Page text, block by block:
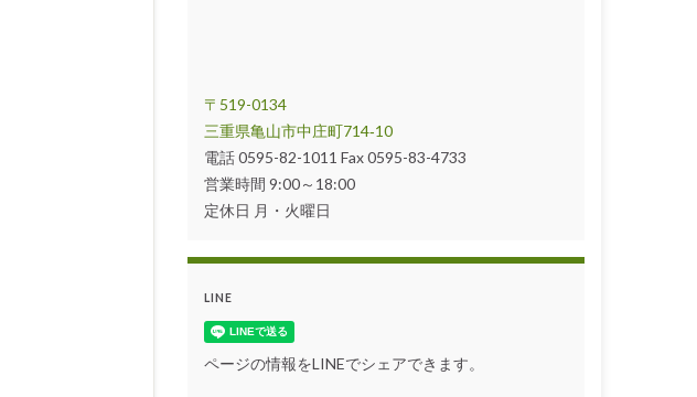
〒519-0134
三重県亀山市中庄町714‐10
電話 0595-82-1011 Fax 0595-83-4733
営業時間 9:00～18:00
定休日 月・火曜日
LINE
ページの情報をLINEでシェアできます。